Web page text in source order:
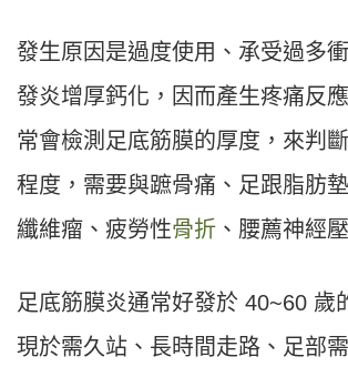
發生原因是過度使用、承受過多
發炎增厚鈣化，因而產生疼痛反
常會檢測足底筋膜的厚度，來判
程度，需要與蹠骨痛、足跟脂肪
纖維瘤、疲勞性骨折 、腰薦神經
足底筋膜炎通常好發於 40~60 歲
現於需久站、長時間走路、足部